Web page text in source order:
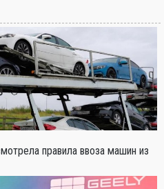
правила ввоза машин из